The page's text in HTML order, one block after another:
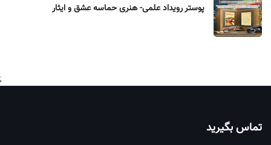
پوستر رویداد علمی- هنری حماسه عشق و ایثار
;
تماس بگیرید